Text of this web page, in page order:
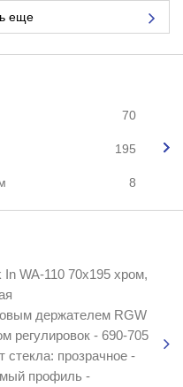
еще
70
195
8
WA-110 70x195 хром,
держателем RGW
регулировок - 690-705
прозрачное -
профиль -